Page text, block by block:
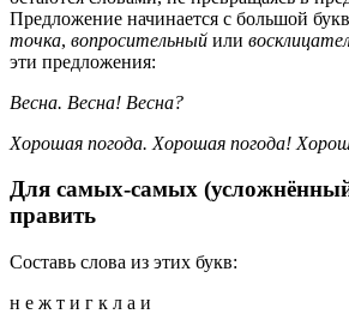
Предложение начинается с большой
точка, вопросительный или
эти предложения:
Весна. Весна! Весна?
Хорошая погода. Хорошая погода!
Для самых-самых
править
Составь слова из этих букв:
н е ж т и г к л а и